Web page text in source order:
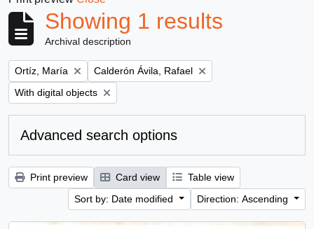
Showing 1 results
Archival description
Remove filter:
Ortíz, María Remove filter:
Calderón Ávila, Rafael
Remove filter:
With digital objects
Advanced search options
Print preview Card view
Table view
Sort by: Date modified
Direction: Ascending